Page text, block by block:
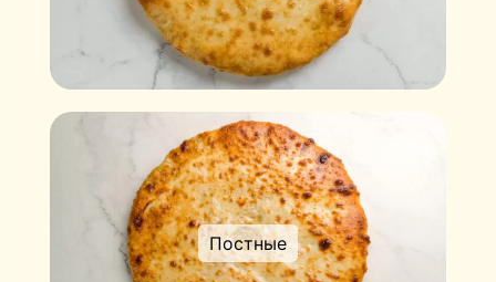
Постные